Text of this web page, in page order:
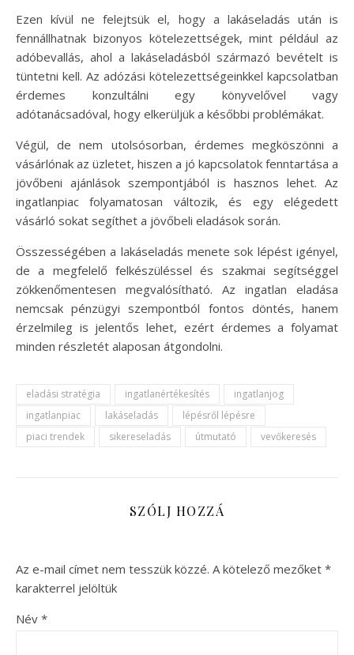
Ezen kívül ne felejtsük el, hogy a lakáseladás után is
fennállhatnak bizonyos kötelezettségek, mint például az
adóbevallás, ahol a lakáseladásból származó bevételt is
tüntetni kell. Az adózási kötelezettségeinkkel kapcsolatban
érdemes konzultálni egy könyvelővel vagy
adótanácsadóval, hogy elkerüljük a későbbi problémákat.
Végül, de nem utolsósorban, érdemes megköszönni a
vásárlónak az üzletet, hiszen a jó kapcsolatok fenntartása a
jövőbeni ajánlások szempontjából is hasznos lehet. Az
ingatlanpiac folyamatosan változik, és egy elégedett
vásárló sokat segíthet a jövőbeli eladások során.
Összességében a lakáseladás menete sok lépést igényel,
de a megfelelő felkészüléssel és szakmai segítséggel
zökkenőmentesen megvalósítható. Az ingatlan eladása
nemcsak pénzügyi szempontból fontos döntés, hanem
érzelmileg is jelentős lehet, ezért érdemes a folyamat
minden részletét alaposan átgondolni.
eladási stratégia ingatlanértékesítés
ingatlanjog
ingatlanpiac
lakáseladás
lépésről lépésre
piaci trendek
sikereseladás útmutató vevőkeresés
SZÓLJ HOZZÁ
Az e-mail címet nem tesszük közzé. A kötelező mezőket *
karakterrel jelöltük
Név *